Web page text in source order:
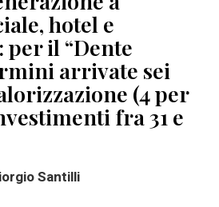
hotel e
il “Dente
arrivate sei
(4 per
fra 31 e
Santilli